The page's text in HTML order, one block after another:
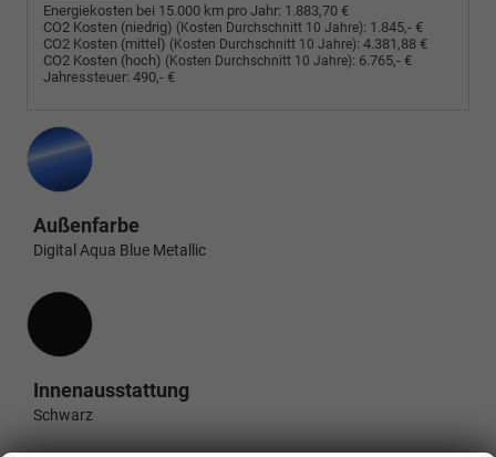
Energiekosten bei 15.000 km pro Jahr: 1.883,70 €
CO2 Kosten (niedrig) (Kosten Durchschnitt 10 Jahre): 1.845,- €
CO2 Kosten (mittel) (Kosten Durchschnitt 10 Jahre): 4.381,88 €
CO2 Kosten (hoch) (Kosten Durchschnitt 10 Jahre): 6.765,- €
Jahressteuer: 490,- €
Außenfarbe
Digital Aqua Blue Metallic
Innenausstattung
Innenausstattung
Schwarz